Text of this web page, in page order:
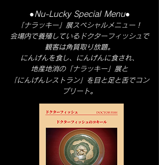
●Nu-Lucky Special Menu●
「ナラッキー」展スペシャルメニュー！
会場内で養殖しているドクターフィッシュで
観客は角質取り放題。
にんげんを食し、にんげんに食され、
地産地消の「ナラッキー」展と
「にんげんレストラン」
​を目と足と舌でコン
プリート。